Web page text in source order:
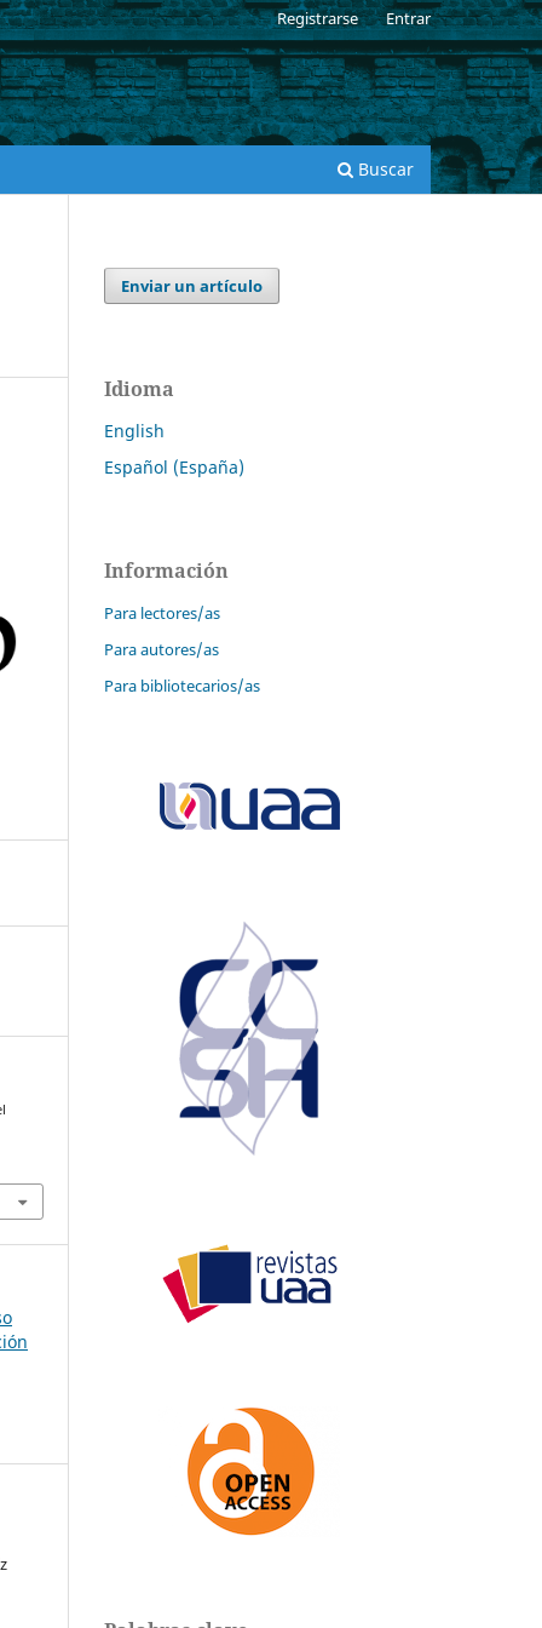
Buscar
Registrarse Entrar
Enviar un artículo
Idioma
English
Español (España)
Información
Para lectores/as
Para autores/as
Para bibliotecarios/as